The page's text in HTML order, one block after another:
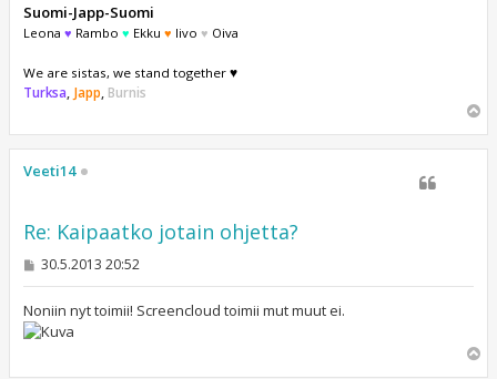
Suomi-Japp-Suomi
Leona ♥ Rambo ♥ Ekku ♥ Iivo ♥ Oiva
We are sistas, we stand together ♥
Turksa Japp Burnis
ö
Veeti14
Re: Kaipaatko jotain ohjetta?
V
s
t
i
30.5.2013 20:52
Noniin nyt toimii! Screencloud toimii mut muut ei.